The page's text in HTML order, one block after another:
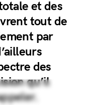
et des
tout de
par
des
qu’il